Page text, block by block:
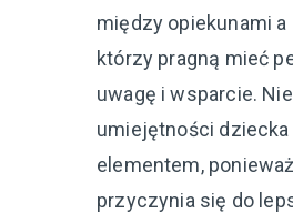
między opiekunami a
którzy pragną mieć
uwagę i wsparcie.
umiejętności
elementem,
przyczynia się do